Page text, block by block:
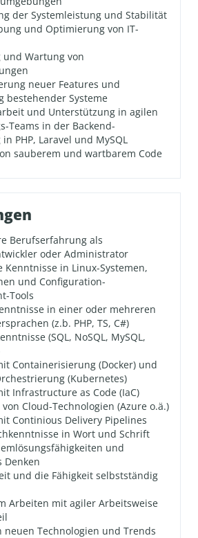
der Systemleistung und Stabilität
und Optimierung von IT-
und Wartung von
neuer Features und
bestehender Systeme
und Unterstützung in agilen
Teams in der Backend-
PHP, Laravel und MySQL
sauberem und wartbarem Code
Berufserfahrung als
oder Administrator
Kenntnisse in Linux-Systemen,
und Configuration-
Tools
in einer oder mehreren
(z.b. PHP, TS, C#)
(SQL, NoSQL, MySQL,
Containerisierung (Docker) und
(Kubernetes)
Infrastructure as Code (IaC)
Cloud-Technologien (Azure o.ä.)
Continious Delivery Pipelines
in Wort und Schrift
und
Denken
und die Fähigkeit selbstständig
Arbeiten mit agiler Arbeitsweise
neuen Technologien und Trends